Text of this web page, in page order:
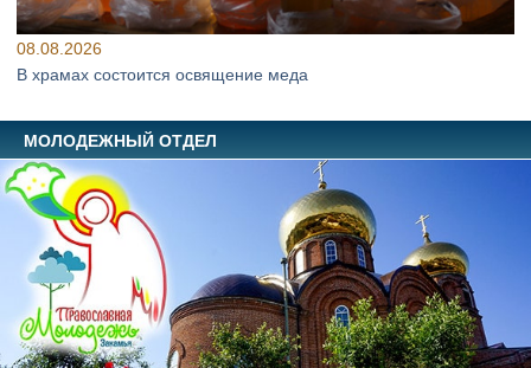
08.08.2026
В храмах состоится освящение меда
МОЛОДЕЖНЫЙ ОТДЕЛ